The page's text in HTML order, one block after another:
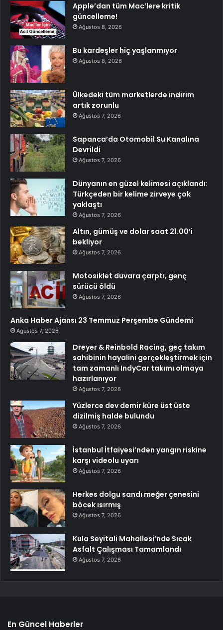
Apple’dan tüm Mac’lere kritik
güncelleme!
Ağustos 8, 2026
Bu kardeşler hiç yaşlanmıyor
Ağustos 8, 2026
Ülkedeki tüm marketlerde indirim
artık zorunlu
Ağustos 7, 2026
Sapanca’da Otomobil Su Kanalına
Devrildi
Ağustos 7, 2026
Dünyanın en güzel kelimesi açıklandı:
Türkçeden bir kelime zirveye çok
yaklaştı
Ağustos 7, 2026
Altın, gümüş ve dolar saat 21.00’i
bekliyor
Ağustos 7, 2026
Motosiklet duvara çarptı, genç
sürücü öldü
Ağustos 7, 2026
Anka Haber Ajansı 23 Temmuz Perşembe Gündemi
Ağustos 7, 2026
Dreyer & Reinbold Racing, geç takım
sahibinin hayalini gerçekleştirmek için
tam zamanlı IndyCar takımı olmaya
hazırlanıyor
Ağustos 7, 2026
Yüzlerce dev demir küre üst üste
dizilmiş halde bulundu
Ağustos 7, 2026
İstanbul İtfaiyesi’nden yangın riskine
karşı videolu uyarı
Ağustos 7, 2026
Herkes dolgu sandı meğer çenesini
böcek ısırmış
Ağustos 7, 2026
Kula Seyitali Mahallesi’nde Sıcak
Asfalt Çalışması Tamamlandı
Ağustos 7, 2026
En Güncel Haberler